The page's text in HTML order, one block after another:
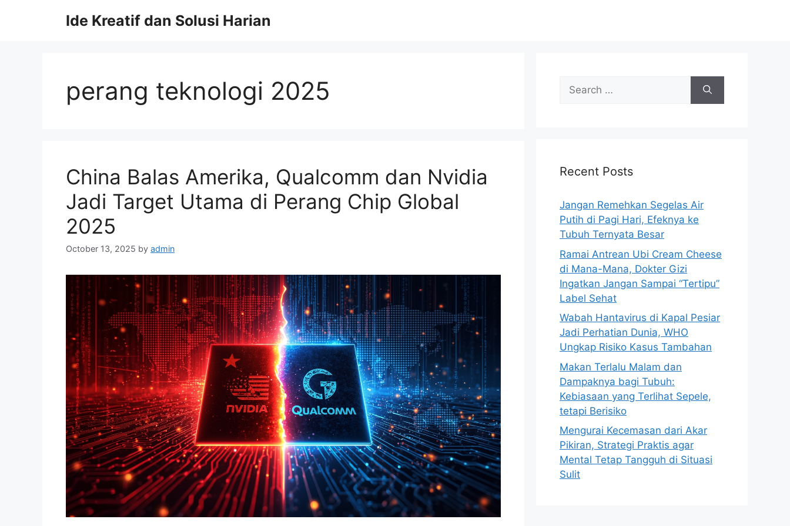
Ide Kreatif dan Solusi Harian
perang teknologi 2025
China Balas Amerika, Qualcomm dan Nvidia
Jadi Target Utama di Perang Chip Global
2025
October 13, 2025 by admin
f
:
Recent Posts
Jangan Remehkan Segelas Air
Putih di Pagi Hari, Efeknya ke
Tubuh Ternyata Besar
Ramai Antrean Ubi Cream Cheese
di Mana-Mana, Dokter Gizi
Ingatkan Jangan Sampai “Tertipu”
Label Sehat
Wabah Hantavirus di Kapal Pesiar
Jadi Perhatian Dunia, WHO
Ungkap Risiko Kasus Tambahan
Makan Terlalu Malam dan
Dampaknya bagi Tubuh:
Kebiasaan yang Terlihat Sepele,
tetapi Berisiko
Mengurai Kecemasan dari Akar
Pikiran, Strategi Praktis agar
Mental Tetap Tangguh di Situasi
Sulit